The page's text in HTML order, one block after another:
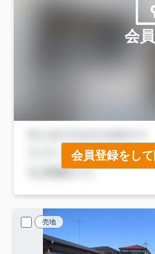
会
会員登録をし
売地